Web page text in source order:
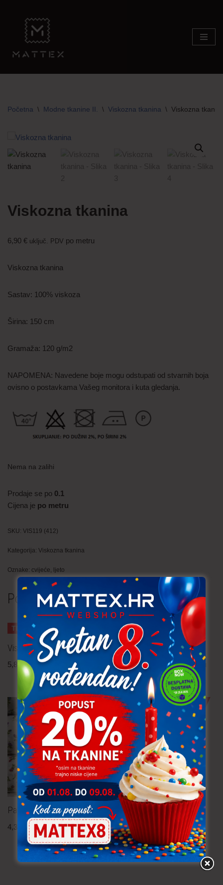
content
Početna \ Modne tkanine II. \ Viskozna tkanina \ Viskozna
Viskozna tkanina
6,90 € uključ. PDV po metru
Viskozna tkanina
Sastav: 100% viskoza
Širina: 150 cm
Gramaža: 120 g/m2
NAPOMENA: Navedene boje mogu odstupati od stvarnih boja
ovisno o postavkama Vašeg monitora i kuta gledanja.
Nema na zalihi
Prodaje se po 0.1
Cijena je po metru
SKU: VIS119 (412)
Kategorija: Viskozna tkanina
Oznake: cvijeće, ljeto
Povezani proizvodi
TRAJNO NISKA CIJENA!
Viskozna tkanina – popelin
5,80€ uključ. PDV po metru
Til čipka – cvijeće
23,90€ uključ. PDV po metru
Pamučna tkanina – cvijeće
4,30 uključ. PDV po metru
TRAJNO NISKA CIJENA!
Žoržet – cvijeće
2,30€ uključ. PDV po metru